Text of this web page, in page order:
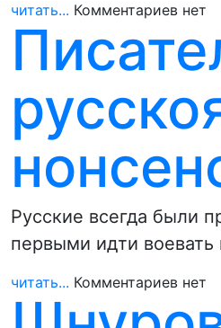
читать... Комментариев нет
Русские всегда были
первыми идти
читать... Комментариев нет